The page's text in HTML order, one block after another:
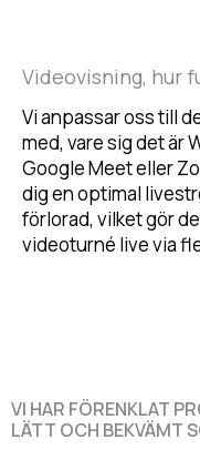
Videovisning, hur
Vi anpassar oss till
med, vare sig det är
Google Meet eller
dig en optimal
förlorad, vilket gör
videoturné live via
VI HAR FÖRENKLAT
LÄTT OCH BEKVÄMT